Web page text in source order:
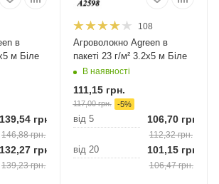
в
м Біле
139,54 грн.
146,88грн.
132,27 грн.
139,23грн.
108
Агроволокно Agreen в
пакеті 23 г/м² 3.2х5 м Біле
В наявності
111,15грн.
117,00грн. -5%
від 5 106,70грн.
112,32грн.
від 20 101,15грн.
106,47грн.